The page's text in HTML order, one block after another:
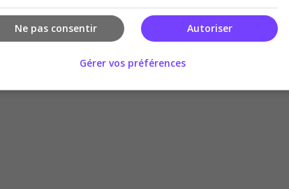
Donner le premier avis
Autoriser
Ne pas consentir
Gérer vos préférences